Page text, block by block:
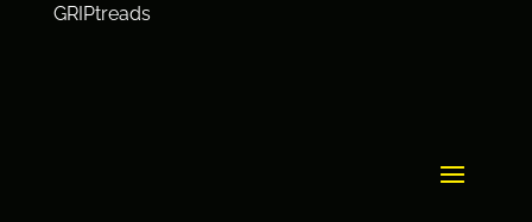
GRIPtreads